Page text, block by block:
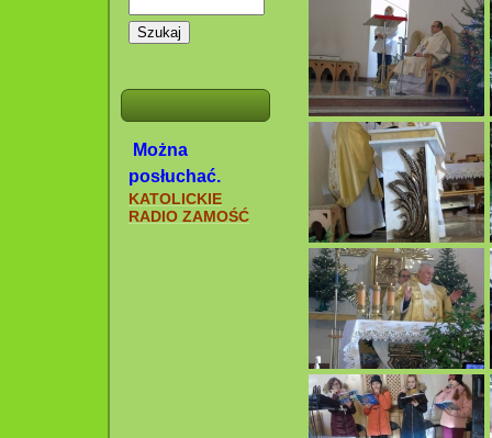
Szukaj
Można
posłuchać.
KATOLICKIE
RADIO ZAMOŚĆ